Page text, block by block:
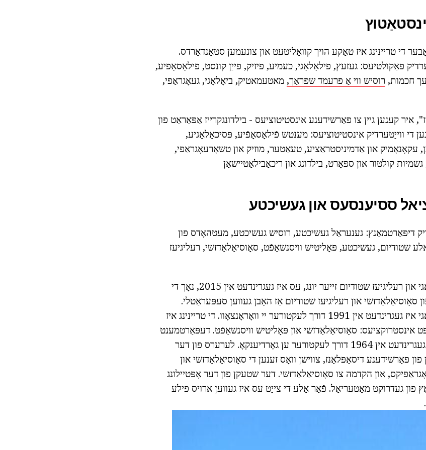
די טריינינג איז טאַקע הויך קוואַליטעט און צונעמען סטאַנדאַרדס.
פאַקולטיעס: געזעץ, פילאָלאָגי, כעמיע, פיזיק, פייַן קונסט, פֿילאָסאָפֿיע,
חכמות, רוסיש ווי אַ פרעמד שפּראַך, מאטעמאטיק, ביאָלאָגי, געאָגראַפי,
איר קענען גיין צו פאַרשידענע אינסטיטוציעס - בילדונגקרייז אַפּאַראַט פון
די ווייַטערדיק אינסטיטוציעס: מענטש פֿילאָסאָפֿיע, פּסיכאָלאָגיע,
עקאָנאָמיק און אַדמיניסטראַציע, טעאַטער, מוזיק און טשאָרעאָגראַפי,
קולטור און ספּאָרט, בילדונג און ריכאַבילאַטיישאַן
ססיענסעס און געשיכטע
דיפּאַרטמאַנץ: גענעראַל געשיכטע, רוסיש געשיכטע, מעטהאָדס פון
שטודיום, געשיכטע, פּאָליטיש וויסנשאַפֿט, סאָוסיאַלאַדזשי, רעליגיעז
דעפּאַרטמענט פון סאָסיאָלאָגי און רעליגיעז שטודיום זייער יונג, עס איז געגרינדעט אין 2015, נאָך די
סאָוסיאַלאַדזשי און רעליגיעז שטודיום אַז האָבן געווען סעפּעראַטלי.
דורך לעקטורער יי וואָראָנצאָוו.
די טריינינג איז
אינסטרוקציעס: סאָוסיאַלאַדזשי און פּאָליטיש וויסנשאַפֿט. דעפּאַרטמענט
לעקטורער ען גאָרדיענקאָ.
לערערס פון דער
פאַרשידענע דיסאַפּלאַנז, צווישן וואָס זענען די סאָוסיאַלאַדזשי און
און הקדמה צו סאָוסיאַלאַדזשי. דער שטעקן פון דער אָפּטיילונג
פון געדרוקט מאַטעריאַל. פֿאַר אַלע די צייַט עס איז געווען ארויס פילע